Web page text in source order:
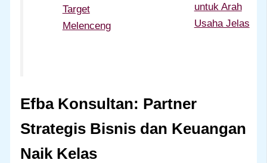
Target
Melenceng
untuk Arah
Usaha Jelas
Efba Konsultan: Partner
Strategis Bisnis dan Keuangan
Naik Kelas